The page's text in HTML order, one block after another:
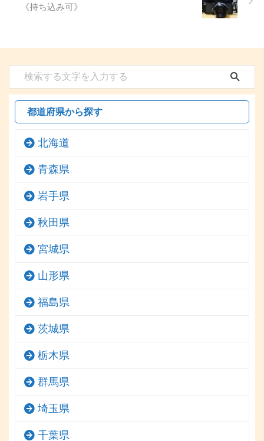
《持ち込み可》
都道府県から探す
北海道
青森県
岩手県
秋田県
宮城県
山形県
福島県
茨城県
栃木県
群馬県
埼玉県
千葉県